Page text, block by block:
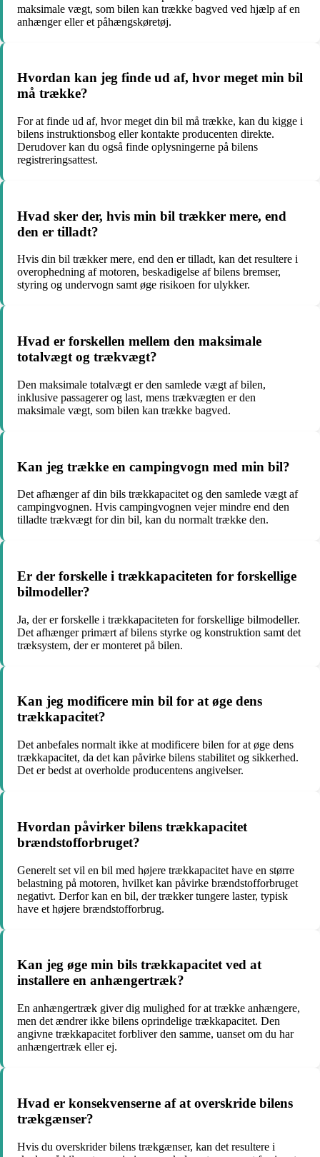
maksimale vægt, som bilen kan trække bagved ved hjælp af en
anhænger eller et påhængskøretøj.
Hvordan kan jeg finde ud af, hvor meget min bil
må trække?
For at finde ud af, hvor meget din bil må trække, kan du kigge i
bilens instruktionsbog eller kontakte producenten direkte.
Derudover kan du også finde oplysningerne på bilens
registreringsattest.
Hvad sker der, hvis min bil trækker mere, end
den er tilladt?
Hvis din bil trækker mere, end den er tilladt, kan det resultere i
overophedning af motoren, beskadigelse af bilens bremser,
styring og undervogn samt øge risikoen for ulykker.
Hvad er forskellen mellem den maksimale
totalvægt og trækvægt?
Den maksimale totalvægt er den samlede vægt af bilen,
inklusive passagerer og last, mens trækvægten er den
maksimale vægt, som bilen kan trække bagved.
Kan jeg trække en campingvogn med min bil?
Det afhænger af din bils trækkapacitet og den samlede vægt af
campingvognen. Hvis campingvognen vejer mindre end den
tilladte trækvægt for din bil, kan du normalt trække den.
Er der forskelle i trækkapaciteten for forskellige
bilmodeller?
Ja, der er forskelle i trækkapaciteten for forskellige bilmodeller.
Det afhænger primært af bilens styrke og konstruktion samt det
træksystem, der er monteret på bilen.
Kan jeg modificere min bil for at øge dens
trækkapacitet?
Det anbefales normalt ikke at modificere bilen for at øge dens
trækkapacitet, da det kan påvirke bilens stabilitet og sikkerhed.
Det er bedst at overholde producentens angivelser.
Hvordan påvirker bilens trækkapacitet
brændstofforbruget?
Generelt set vil en bil med højere trækkapacitet have en større
belastning på motoren, hvilket kan påvirke brændstofforbruget
negativt. Derfor kan en bil, der trækker tungere laster, typisk
have et højere brændstofforbrug.
Kan jeg øge min bils trækkapacitet ved at
installere en anhængertræk?
En anhængertræk giver dig mulighed for at trække anhængere,
men det ændrer ikke bilens oprindelige trækkapacitet. Den
angivne trækkapacitet forbliver den samme, uanset om du har
anhængertræk eller ej.
Hvad er konsekvenserne af at overskride bilens
trækgænser?
Hvis du overskrider bilens trækgænser, kan det resultere i